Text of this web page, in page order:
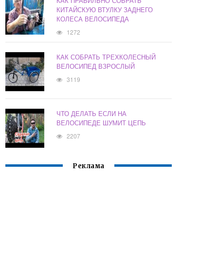
КИТАЙСКУЮ ВТУЛКУ ЗАДНЕГО
КОЛЕСА ВЕЛОСИПЕДА
1272
КАК СОБРАТЬ ТРЕХКОЛЕСНЫЙ
ВЕЛОСИПЕД ВЗРОСЛЫЙ
3119
ЧТО ДЕЛАТЬ ЕСЛИ НА
ВЕЛОСИПЕДЕ ШУМИТ ЦЕПЬ
2207
Реклама